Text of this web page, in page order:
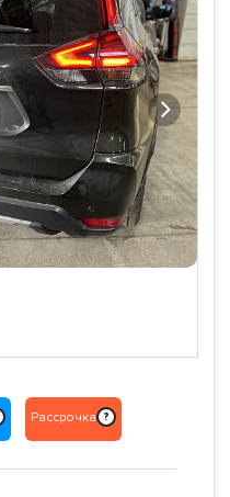
Next
Рассрочка ?